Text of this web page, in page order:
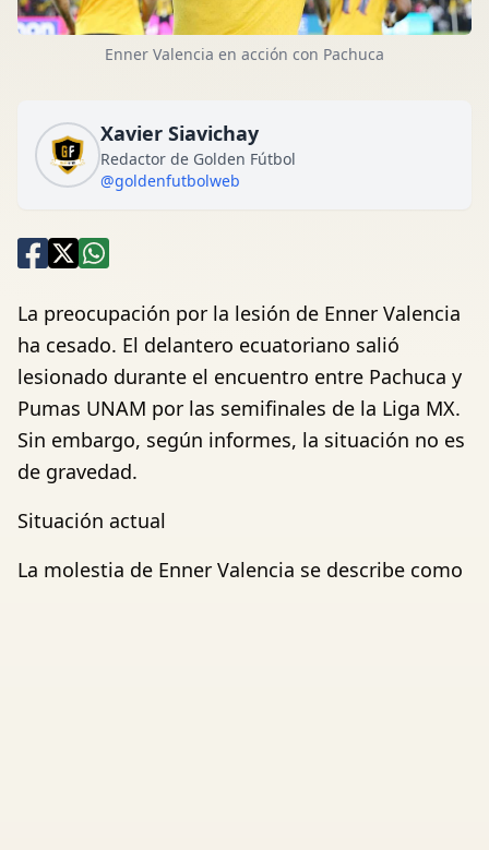
Enner Valencia en acción con Pachuca
Xavier Siavichay
Redactor de Golden Fútbol
@goldenfutbolweb
La preocupación por la lesión de Enner Valencia
ha cesado. El delantero ecuatoriano salió
lesionado durante el encuentro entre Pachuca y
Pumas UNAM por las semifinales de la Liga MX.
Sin embargo, según informes, la situación no es
de gravedad.
Situación actual
La molestia de Enner Valencia se describe como